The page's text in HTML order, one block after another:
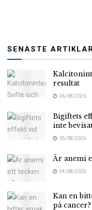
SENASTE
resultat
06/08/2026
Bigiftets
inte
05/08/2026
Är anemi
04/08/2026
Kan en
på cancer?